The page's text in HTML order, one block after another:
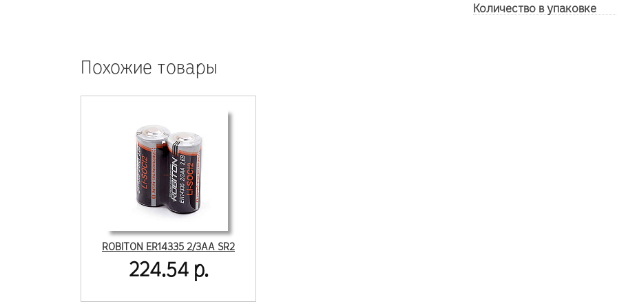
Количество в упаковке
Похожие товары
ROBITON ER14335 2/3AA SR2
224.54 р.